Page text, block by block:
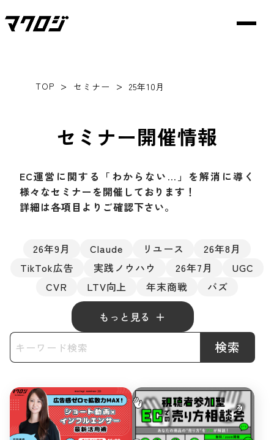
TOP > セミナー > 25年10月
セミナー開催情報
EC運営に関する「わからない…」を解消に導く
様々なセミナーを開催しております！
詳細は各項目よりご確認下さい。
26年9月 Claude リユース
26年8月
TikTok広告
実践ノウハウ 26年7月
UGC
CVR
LTV向上 年末商戦 バズ
もっと見る
検索